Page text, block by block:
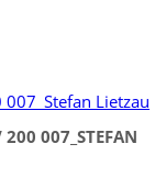
007_STEFAN